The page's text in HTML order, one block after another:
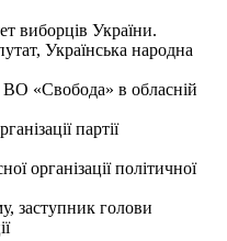
виборців України.
Українська народна
«Свобода» в обласній
партії
організації політичної
заступник голови